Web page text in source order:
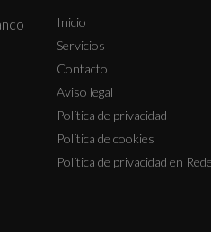
Inicio
Servicios
Contacto
Aviso legal
Política de privacidad
Política de cookies
Política de privacidad en